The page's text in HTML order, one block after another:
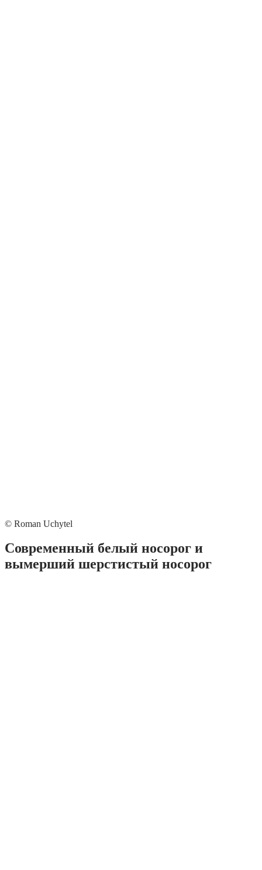
© Roman Uchytel
Современный белый носорог и
вымерший шерстистый носорог